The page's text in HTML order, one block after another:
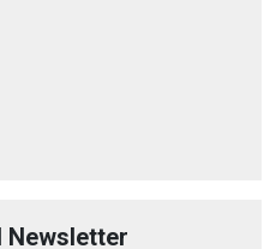
Newsletter